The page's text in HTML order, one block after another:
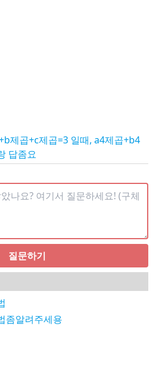
제곱+c제곱=3 일때, a4제곱+b4
답좀요
질문하기
좀알려주세용